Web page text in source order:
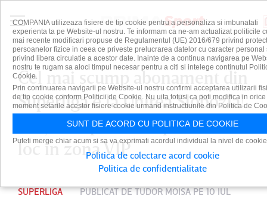
Cel mai scump abonament din
Superliga e la Unirea Slobozia!
Preţul surprinzător pentru un
loc în zona VIP
SUPERLIGA PUBLICAT DETUDOR MOISAPE 10 IUL
COMPANIA utilizeaza fisiere de tip cookie pentru a personaliza si imbunatati
experienta ta pe Website-ul nostru. Te informam ca ne-am actualizat politicile
mai recente modificari propuse de Regulamentul (UE) 2016/679 privind
persoanelor fizice in ceea ce priveste prelucrarea datelor cu caracter personal
privind libera circulatie a acestor date. Inainte de a continua navigarea pe
nostru te rugam sa aloci timpul necesar pentru a citi si intelege continutul
Cookie.
Prin continuarea navigarii pe Website-ul nostru confirmi acceptarea utilizarii
de tip cookie conform Politicii de Cookie. Nu uita totusi ca poti modifica in orice
moment setarile acestor fisiere cookie urmand instructiunile din Politica de
SUNT DE ACORD CU POLITICA DE COOKIE
Puteti merge chiar acum si sa va exprimati acordul individual la nivel de
Politica de colectare acord cookie
Politica de confidentialitate